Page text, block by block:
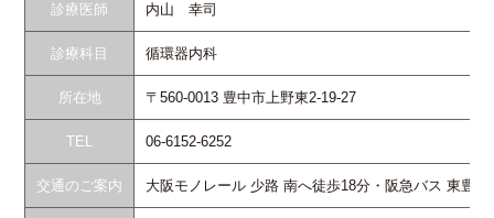
診療医師 内山 幸司
診療科目 循環器内科
所在地 〒560-0013 豊中市上野東2-19-27
TEL 06-6152-6252
交通のご案内 大阪モノレール 少路 南へ徒歩18分・阪急バス 東豊